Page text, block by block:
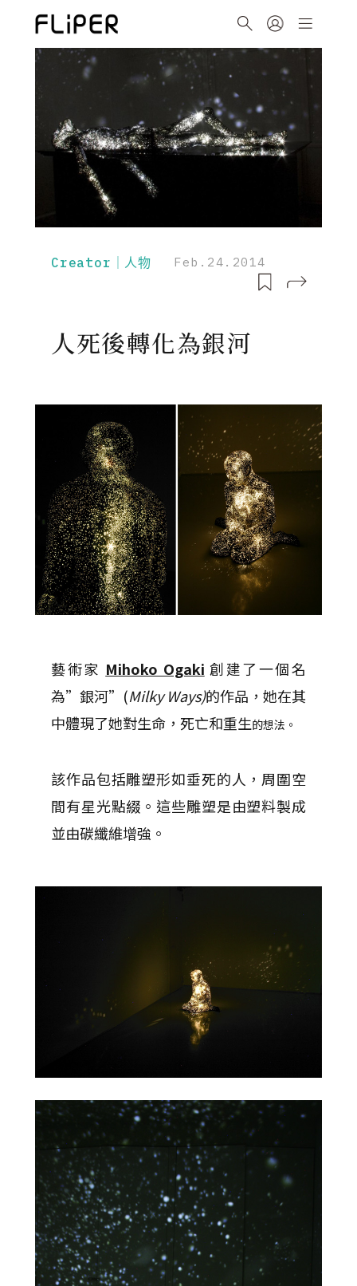
Creator｜人物 Feb.24.2014
人死後轉化為銀河
藝術家 Mihoko Ogaki 創建了一個名
為”銀河”(Milky Ways)的作品，她在其
中體現了她對生命，死亡和重生的想法 。
該作品包括雕塑形如垂死的人，周圍空
間有星光點綴。這些雕塑是由塑料製成
並由碳纖維增強。